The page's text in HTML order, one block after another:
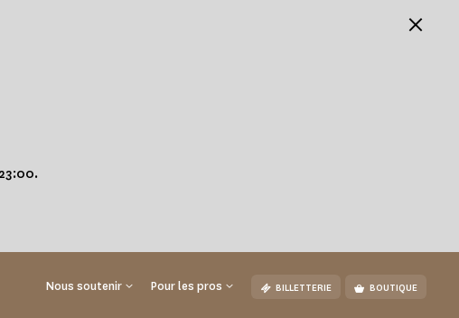
Nous soutenir Pour les pros BILLETTERIE BOUTIQUE